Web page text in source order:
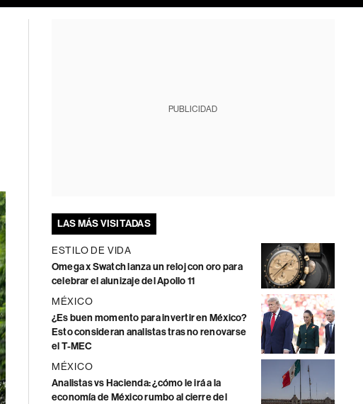
PUBLICIDAD
LAS MÁS VISITADAS
ESTILO DE VIDA
Omega x Swatch lanza un reloj con oro para
celebrar el alunizaje del Apollo 11
MÉXICO
¿Es buen momento para invertir en México?
Esto consideran analistas tras no renovarse
el T-MEC
MÉXICO
Analistas vs Hacienda: ¿cómo le irá a la
economía de México rumbo al cierre del